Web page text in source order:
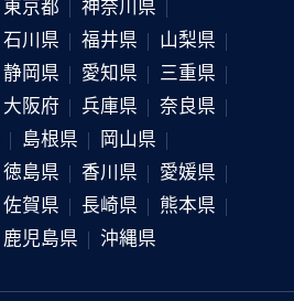
東京都
神奈川県
石川県 福井県
山梨県
静岡県 愛知県
三重県
大阪府 兵庫県
奈良県
島根県
岡山県
徳島県 香川県
愛媛県
佐賀県 長崎県
熊本県
鹿児島県 沖縄県